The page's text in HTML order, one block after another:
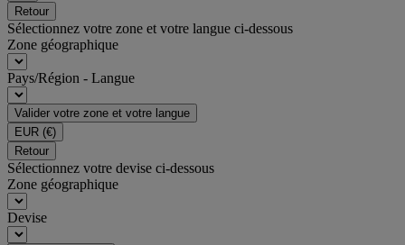
Retour
Sélectionnez votre zone et votre langue ci-dessous
Zone géographique
Pays/Région - Langue
Valider votre zone et votre langue
EUR (€)
Retour
Sélectionnez votre devise ci-dessous
Zone géographique
Devise